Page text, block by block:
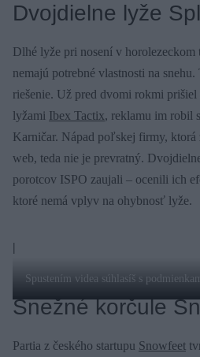
Dvojdielne lyže
Dlhé lyže pri nosení v horolezeckom
nemajú potrebné vlastnosti na
riešenie. Už pred dvomi rokmi
lyžami Ibex Tactix, reklamu im robil
Karničar. Nápad poľskej firmy,
web, teda nie je prevratný.
porotcov ISPO zaujali – ocenili ich
ktoré nemá vplyv na ohybnosť lyže.
|
Spustením videa súhlasíš s
Snežné korčule
Partia z českého startupu Snowfeet